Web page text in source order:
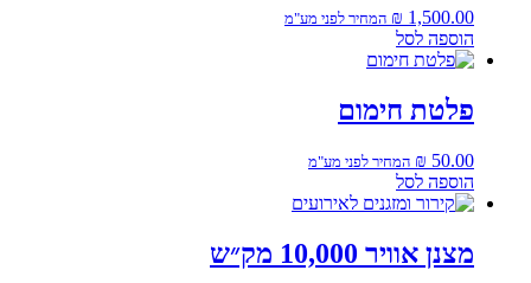
₪ 1,500.00 המחיר לפני מע"מ
הוספה לסל
פלטת חימום
₪ 50.00 המחיר לפני מע"מ
הוספה לסל
מצנן אוויר 10,000 מק״ש